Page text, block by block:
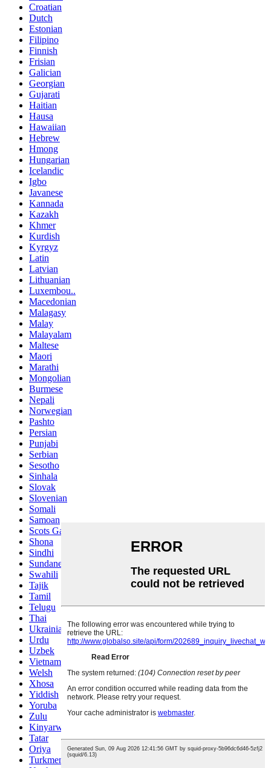
Croatian
Dutch
Estonian
Filipino
Finnish
Frisian
Galician
Georgian
Gujarati
Haitian
Hausa
Hawaiian
Hebrew
Hmong
Hungarian
Icelandic
Igbo
Javanese
Kannada
Kazakh
Khmer
Kurdish
Kyrgyz
Latin
Latvian
Lithuanian
Luxembou..
Macedonian
Malagasy
Malay
Malayalam
Maltese
Maori
Marathi
Mongolian
Burmese
Nepali
Norwegian
Pashto
Persian
Punjabi
Serbian
Sesotho
Sinhala
Slovak
Slovenian
Somali
Samoan
Scots Gaelic
Shona
Sindhi
Sundanese
Swahili
Tajik
Tamil
Telugu
Thai
Ukrainian
Urdu
Uzbek
Vietnamese
Welsh
Xhosa
Yiddish
Yoruba
Zulu
Kinyarwanda
Tatar
Oriya
Turkmen